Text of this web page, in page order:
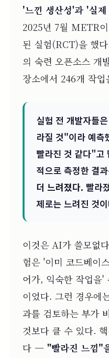
'느낀 생산성'과 '실
2025년 7월 METR
된 실험(RCT)을 했
의 숙련 오픈소스 개
장소에서 246개 작업
실험 전 개발자들
라질 것"이라 예
빨라진 것 같다"고
적으로 측정한 결
더 느려졌다. 빨라
제로는 느려진 것
이것은 AI가 쓸모없
험은 '이미 코드베이
어가, 익숙한 작업을'
이었다. 그런 경우에
과를 검토하는 부가
것보다 클 수 있다.
다 — "빨라진 느낌"